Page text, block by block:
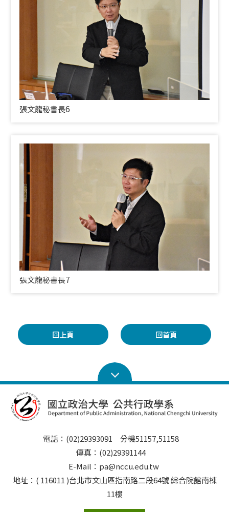
張文龍秘書長6
張文龍秘書長7
回上頁 回首頁
電話：(02)29393091 分機51157,51158
傳真：(02)29391144
E-Mail：pa@nccu.edu.tw
地址：( 116011 )台北市文山區指南路二段64號 綜合院館南棟
11樓